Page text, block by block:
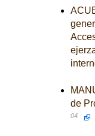
de
04